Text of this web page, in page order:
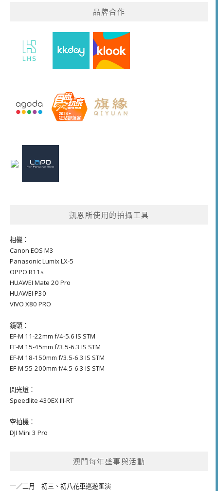
品牌合作
凱恩所使用的拍攝工具
相機：
Canon EOS M3
Panasonic Lumix LX-5
OPPO R11s
HUAWEI Mate 20 Pro
HUAWEI P30
VIVO X80 PRO
鏡頭：
EF-M 11-22mm f/4-5.6 IS STM
EF-M 15-45mm f/3.5-6.3 IS STM
EF-M 18-150mm f/3.5-6.3 IS STM
EF-M 55-200mm f/4.5-6.3 IS STM
閃光燈：
Speedlite 430EX III-RT
空拍機：
DJI Mini 3 Pro
澳門每年盛事與活動
一／二月 初三、初八花車巡遊匯演